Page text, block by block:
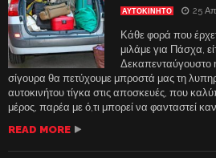
ΑΥΤΟΚΙΝΗΤΟ 25
Κάθε φορά που
μιλάμε για Πάσχα,
Δεκαπενταύγουστο
σίγουρα θα πετύχουμε μπροστά μας τη
αυτοκινήτου τίγκα στις αποσκευές, που
μέρος, παρέα με ό,τι μπορεί να φανταστεί
READ MORE